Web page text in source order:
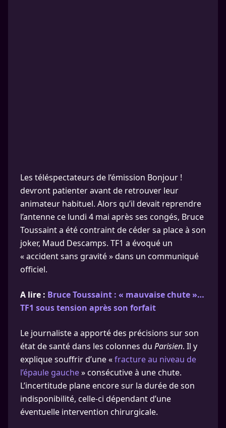
Les téléspectateurs de l’émission Bonjour !
devront patienter avant de retrouver leur
animateur habituel. Alors qu’il devait reprendre
l’antenne ce lundi 4 mai après ses congés, Bruce
Toussaint a été contraint de céder sa place à son
joker, Maud Descamps. TF1 a évoqué un
« accident sans gravité » dans un communiqué
officiel.
A lire : Bruce Toussaint : « mauvaise chute »…
TF1 sous tension après son forfait
Le journaliste a apporté des précisions sur son
état de santé dans les colonnes du Parisien. Il y
explique souffrir d’une «fracture au niveau de
l’épaule gauche» consécutive à une chute.
L’incertitude plane encore sur la durée de son
indisponibilité, celle-ci dépendant d’une
éventuelle intervention chirurgicale.